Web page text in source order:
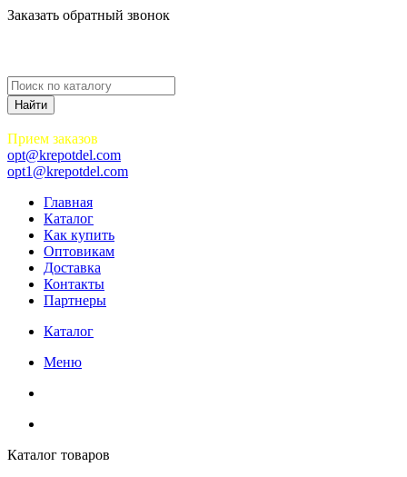
Заказать обратный звонок
Прием заказов
opt@krepotdel.com
opt1@krepotdel.com
Главная
Каталог
Как купить
Оптовикам
Доставка
Контакты
Партнеры
Каталог
Меню
Каталог товаров